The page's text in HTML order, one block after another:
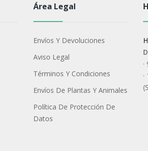
Área Legal
Envíos Y Devoluciones
Aviso Legal
Términos Y Condiciones
Envíos De Plantas Y Animales
Política De Protección De
Datos